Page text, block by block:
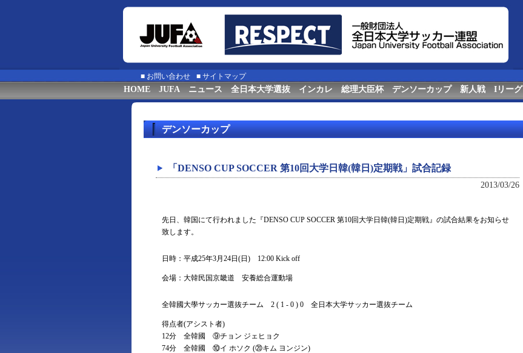
■ お問い合わせ ■ サイトマップ
HOME JUFA ニュース 全日本大学選抜 インカレ 総理大臣杯 デンソーカップ 新人戦 Iリーグ
デンソーカップ
「DENSO CUP SOCCER 第10回大学日韓(韓日)定期戦」試合記録
2013/03/26
先日、韓国にて行われました『DENSO CUP SOCCER 第10回大学日韓(韓日)定期戦』の試合結果をお知らせ
致します。
日時：平成25年3月24日(日) 12:00 Kick off
会場：大韓民国京畿道 安養総合運動場
全韓國大學サッカー選抜チーム 2 ( 1 - 0 ) 0 全日本大学サッカー選抜チーム
得点者(アシスト者)
12分 全韓國 ⑨チョン ジェヒョク
74分 全韓國 ⑩イ ホソク (⑳キム ヨンジン)